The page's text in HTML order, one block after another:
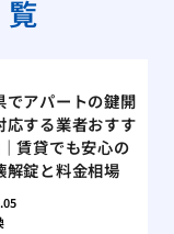
でアパートの鍵開
応する業者おすす
賃貸でも安心の
解錠と料金相場